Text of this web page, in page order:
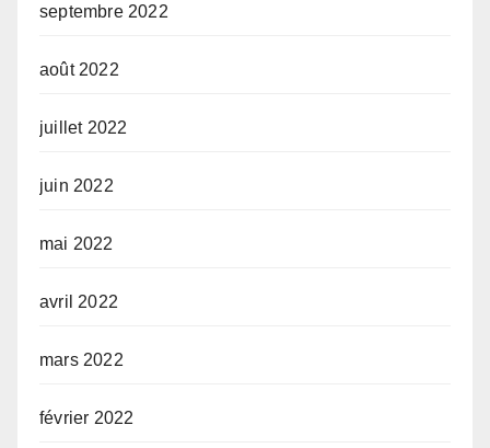
septembre 2022
août 2022
juillet 2022
juin 2022
mai 2022
avril 2022
mars 2022
février 2022